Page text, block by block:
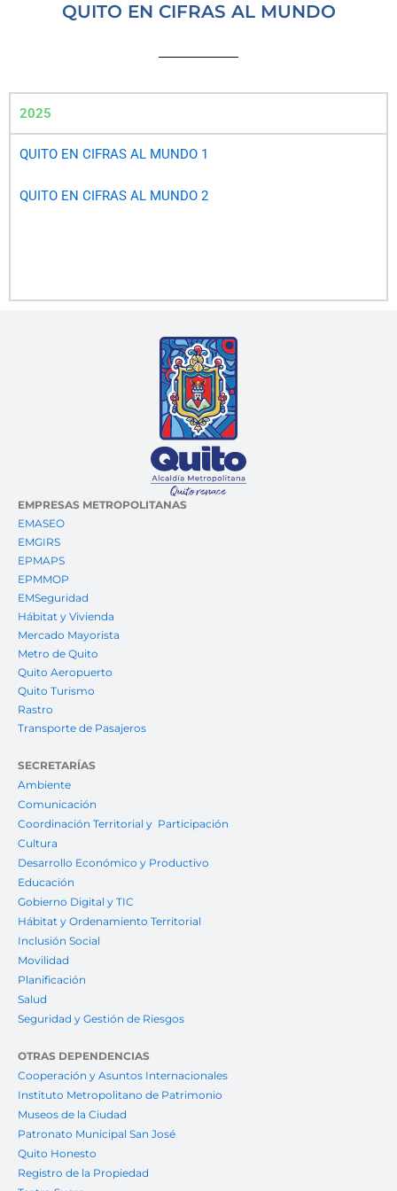
QUITO EN CIFRAS AL MUNDO
2025
QUITO EN CIFRAS AL MUNDO 1
QUITO EN CIFRAS AL MUNDO 2
EMPRESAS METROPOLITANAS
EMASEO
EMGIRS
EPMAPS
EPMMOP
EMSeguridad
Hábitat y Vivienda
Mercado Mayorista
Metro de Quito
Quito Aeropuerto
Quito Turismo
Rastro
Transporte de Pasajeros
SECRETARÍAS
Ambiente
Comunicación
Coordinación Territorial y Participación
Cultura
Desarrollo Económico y Productivo
Educación
Gobierno Digital y TIC
Hábitat y Ordenamiento Territorial
Inclusión Social
Movilidad
Planificación
Salud
Seguridad y Gestión de Riesgos
OTRAS DEPENDENCIAS
Cooperación y Asuntos Internacionales
Instituto Metropolitano de Patrimonio
Museos de la Ciudad
Patronato Municipal San José
Quito Honesto
Registro de la Propiedad